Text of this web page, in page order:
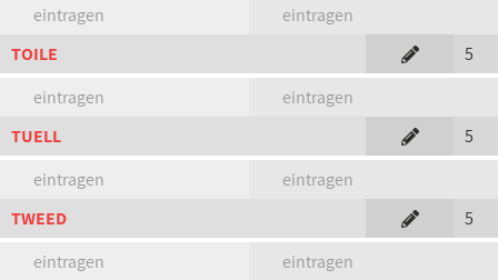
eintragen
eintragen
TOILE
5
eintragen
eintragen
TUELL
5
eintragen
eintragen
TWEED
5
eintragen
eintragen